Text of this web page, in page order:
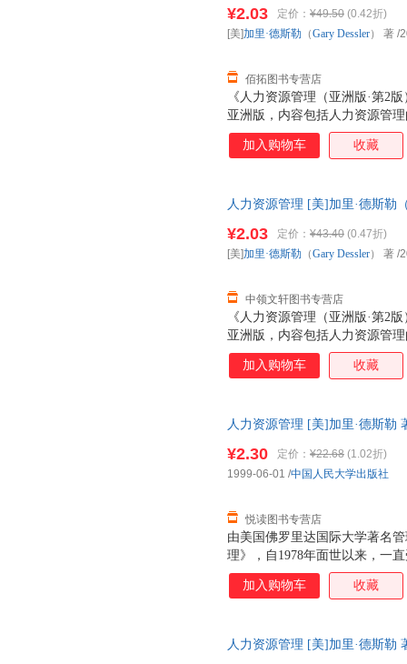
力资源管理实践工作者以及政
参考。
《人力资源管理（亚洲版·第2
亚洲版，内容包括人力资源管
源计分卡，工作分析，就业计
培训与开发，绩效管理与评估
动，密切联系实际，适用于工
力资源管理实践工作者以及政
参考。
¥2.03 定价： ¥49.50 (0.42折)
佰拓图书专营店
[美]加里·德斯勒 （Gary Dessler） 著 /
加入购物车 收藏
人力资源管理 [美]加里·德斯勒
《人力资源管理（亚洲版·第2
亚洲版，内容包括人力资源管
源计分卡，工作分析，就业计
培训与开发，绩效管理与评估
动，密切联系实际，适用于工
力资源管理实践工作者以及政
参考。
¥2.03 定价： ¥43.40 (0.47折)
中领文轩图书专营店
[美]加里·德斯勒 （Gary Dessler） 著 /
加入购物车 收藏
人力资源管理 [美]加里·德斯勒
由美国佛罗里达国际大学著名
理》，自1978年面世以来，一
在世界最大的教育图书出版商
上，该书一直名列前茅。由中
以“人高于一切”的价值观为基
¥2.30 定价： ¥22.68 (1.02折)
悦读图书专营店
1999-06-01 /中国人民大学出版社
加入购物车 收藏
人力资源管理 [美]加里·德斯勒